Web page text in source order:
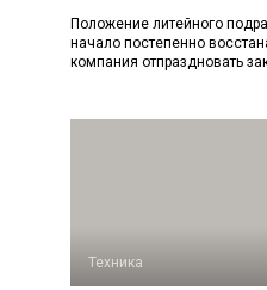
Положение литейного
начало постепенно
компания отпраздновать
Техника